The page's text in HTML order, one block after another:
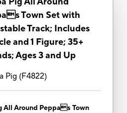
Town Set with
Track; Includes
and 1 Figure; 35+
Ages 3 and Up
Pig (F4822)
All Around Peppas Town